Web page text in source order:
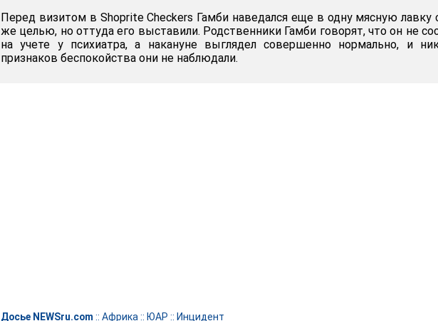
Перед визитом в Shoprite Checkers Гамби наведался еще в одну мясную лавку
же целью, но оттуда его выставили. Родственники Гамби говорят, что он не
на учете у психиатра, а накануне выглядел совершенно нормально, и
признаков беспокойства они не наблюдали.
Досье NEWSru.com :: Африка :: ЮАР :: Инцидент